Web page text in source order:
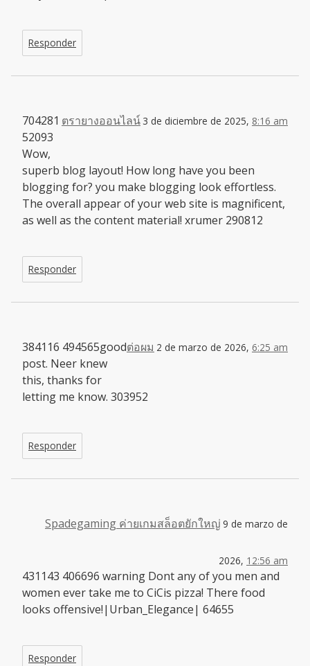
Responder
ตรายางออนไลน์ 3 de diciembre de 2025, 8:16 am
704281
52093
Wow,
superb blog layout! How long have you been
blogging for? you make blogging look effortless.
The overall appear of your web site is magnificent,
as well as the content material! xrumer 290812
Responder
ต่อผม 2 de marzo de 2026, 6:25 am
384116 494565good
post. Neer knew
this, thanks for
letting me know. 303952
Responder
Spadegaming ค่ายเกมสล็อตยักใหญ่ 9 de marzo de
2026, 12:56 am
431143 406696 warning Dont any of you men and
women ever take me to CiCis pizza! There food
looks offensive!|Urban_Elegance| 64655
Responder